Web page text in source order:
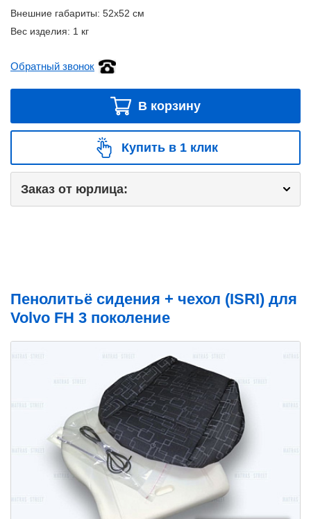
Внешние габариты: 52x52 см
Вес изделия: 1 кг
Обратный звонок
В корзину
Купить в 1 клик
Заказ от юрлица:
Пенолитьё сидения + чехол (ISRI) для
Volvo FH 3 поколение